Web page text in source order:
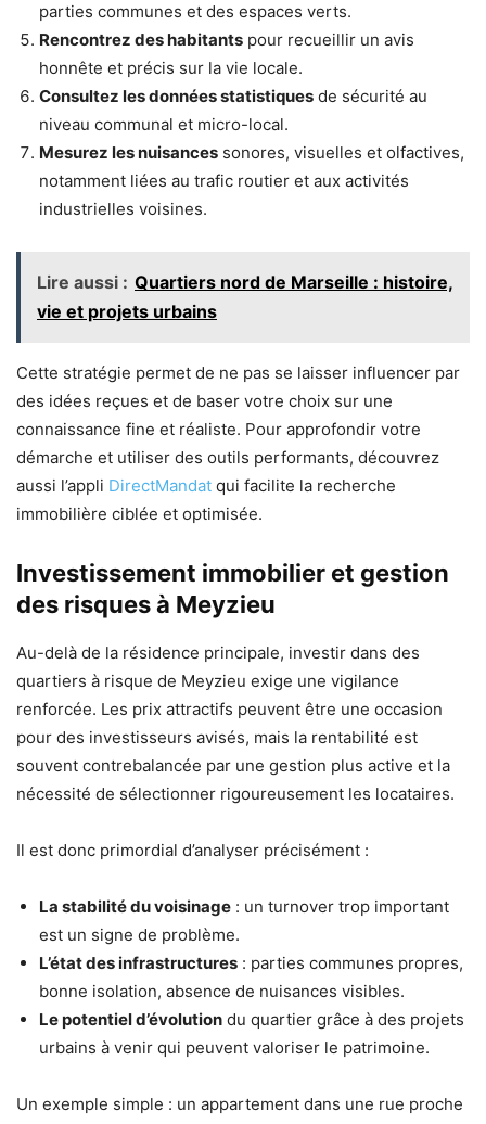
parties communes et des espaces verts.
Rencontrez des habitants pour recueillir un avis
honnête et précis sur la vie locale.
Consultez les données statistiques de sécurité au
niveau communal et micro-local.
Mesurez les nuisances sonores, visuelles et olfactives,
notamment liées au trafic routier et aux activités
industrielles voisines.
Lire aussi : Quartiers nord de Marseille : histoire,
vie et projets urbains
Cette stratégie permet de ne pas se laisser influencer par
des idées reçues et de baser votre choix sur une
connaissance fine et réaliste. Pour approfondir votre
démarche et utiliser des outils performants, découvrez
aussi l’appli DirectMandat qui facilite la recherche
immobilière ciblée et optimisée.
Investissement immobilier et gestion
des risques à Meyzieu
Au-delà de la résidence principale, investir dans des
quartiers à risque de Meyzieu exige une vigilance
renforcée. Les prix attractifs peuvent être une occasion
pour des investisseurs avisés, mais la rentabilité est
souvent contrebalancée par une gestion plus active et la
nécessité de sélectionner rigoureusement les locataires.
Il est donc primordial d’analyser précisément :
La stabilité du voisinage : un turnover trop important
est un signe de problème.
L’état des infrastructures : parties communes propres,
bonne isolation, absence de nuisances visibles.
Le potentiel d’évolution du quartier grâce à des projets
urbains à venir qui peuvent valoriser le patrimoine.
Un exemple simple : un appartement dans une rue proche